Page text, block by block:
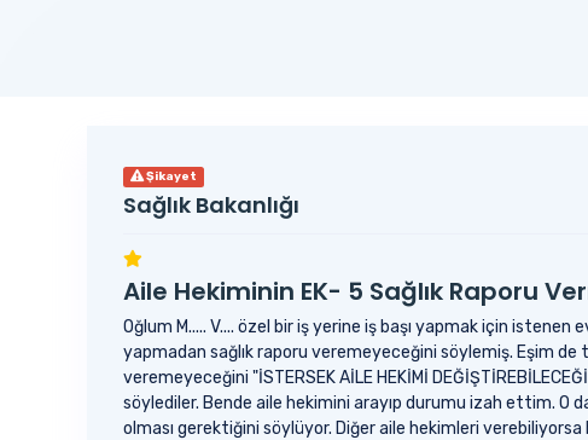
Şikayet
Sağlık Bakanlığı
Aile Hekiminin EK- 5 Sağlık Raporu
Oğlum M..... V.... özel bir iş yerine iş başı yapmak için istenen
yapmadan sağlık raporu veremeyeceğini söylemiş. Eşim
veremeyeceğini "İSTERSEK AİLE HEKİMİ
söylediler. Bende aile hekimini arayıp durumu izah ettim. O
olması gerektiğini söylüyor. Diğer aile hekimleri